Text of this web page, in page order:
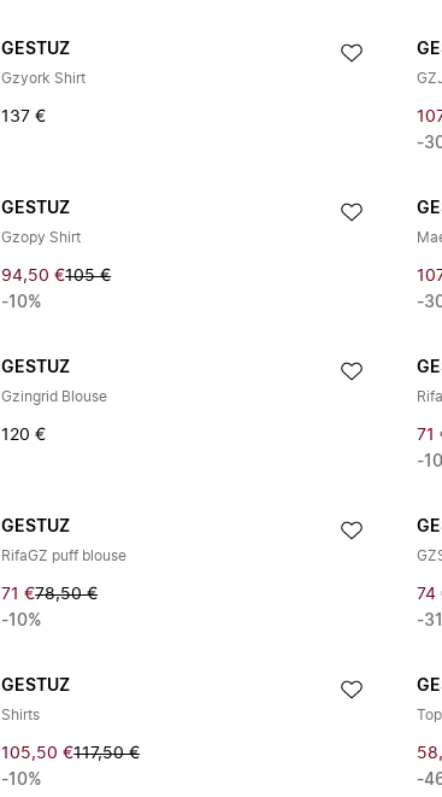
GESTUZ
Gzyork Shirt
137 €
-
GESTUZ
Gzopy Shirt
94,50 €105 €
-10%
-
GESTUZ
Gzingrid Blouse
120 € 71
-
GESTUZ
RifaGZ puff blouse
71 €78,50 €
-10%
74
-
GESTUZ
Shirts
105,50 €117,50 €
-10%
-